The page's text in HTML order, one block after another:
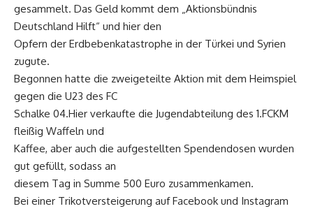
gesammelt. Das Geld kommt dem „Aktionsbündnis
Deutschland Hilft“ und hier den
Opfern der Erdbebenkatastrophe in der Türkei und Syrien
zugute.
Begonnen hatte die zweigeteilte Aktion mit dem Heimspiel
gegen die U23 des FC
Schalke 04.Hier verkaufte die Jugendabteilung des 1.FCKM
fleißig Waffeln und
Kaffee, aber auch die aufgestellten Spendendosen wurden
gut gefüllt, sodass an
diesem Tag in Summe 500 Euro zusammenkamen.
Bei einer Trikotversteigerung auf Facebook und Instagram